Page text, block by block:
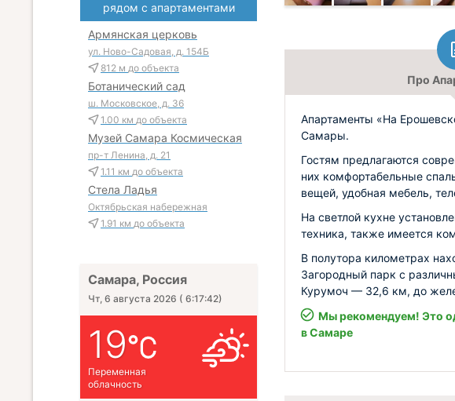
Про
Апартаменты «На
Самары.
Гостям предлагаются
них комфортабельные
вещей, удобная мебель,
На светлой кухне
техника, также имеется
В полутора километрах
Загородный парк с
Курумоч — 32,6 км, до
Мы рекомендуем! Это
в Самаре
рядом с апартаментами
Армянская церковь
ул. Ново-Садовая, д. 154Б
812 м до объекта
Ботанический сад
ш. Московское, д. 36
1.00 км до объекта
Музей Самара Космическая
пр-т Ленина, д. 21
1.11 км до объекта
Стела Ладья
Октябрьская набережная
1.91 км до объекта
Самара, Россия
Чт, 6 августа 2026 ( 6:17:44)
19
Переменная
облачность